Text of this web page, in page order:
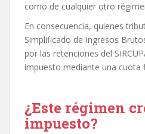
como de cualquier otro
En consecuencia, quienes
Simplificado de Ingresos
por las retenciones del
impuesto mediante una cuota
¿Este régimen
impuesto?